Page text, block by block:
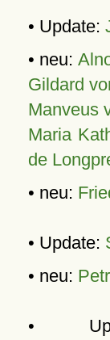
• Update:
• neu:
Gildard
Manveus
Maria
de
• neu:
• Update:
• neu:
•